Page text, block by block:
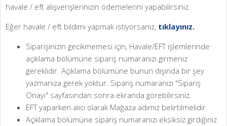
havale / eft alışverişlerinizin ödemelerini yapabilirsiniz.
Eğer havale / eft bildimi yapmak istiyorsanız, tıklayınız.
Siparişinizin gecikmemesi için, Havale/EFT işlemlerinde
açıklama bölümüne sipariş numaranızı girmeniz
gereklidir. Açıklama bölümüne bunun dışında bir şey
yazmanıza gerek yoktur. Sipariş numaranızı "Sipariş
Onayı" sayfasından sonra ekranda görebilirsiniz.
EFT yaparken alıcı olarak Mağaza adımız belirtilmelidir.
Açıklama bölümüne sipariş numaranızı eksiksiz girdiğiniz